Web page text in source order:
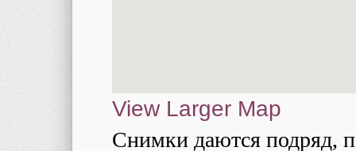
View Larger Map
Снимки даются подряд,